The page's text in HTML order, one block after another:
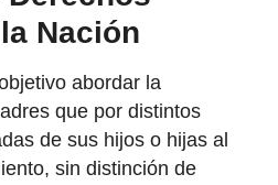
Nación
abordar la
que por distintos
de sus hijos o hijas al
sin distinción de